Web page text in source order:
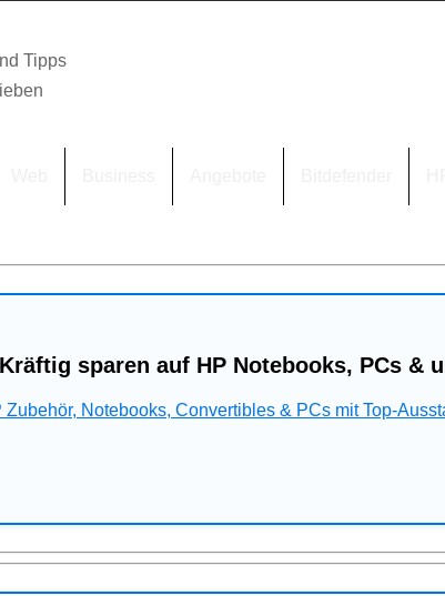
Tipps
sparen auf HP Notebooks, PCs &
Notebooks, Convertibles & PCs mit Top-